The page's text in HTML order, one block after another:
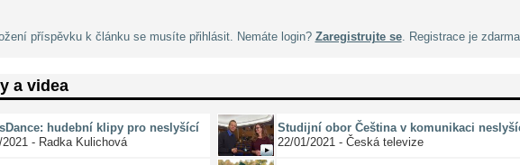
příspěvku k článku se musíte přihlásit. Nemáte login? Zaregistrujte se. Registrace je zdarma
a videa
hudební klipy pro neslyšící
2021 - Radka Kulichová
Studijní obor Čeština v komunikaci
22/01/2021 - Česká televize